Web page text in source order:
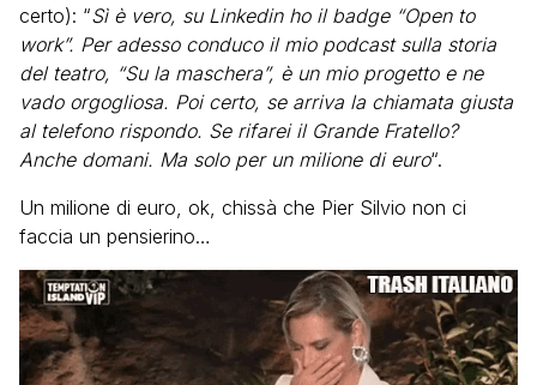
certo): “Sì è vero, su Linkedin ho il badge “Open to
work”. Per adesso conduco il mio podcast sulla storia
del teatro, “Su la maschera”, è un mio progetto e ne
vado orgogliosa. Poi certo, se arriva la chiamata giusta
al telefono rispondo. Se rifarei il Grande Fratello?
Anche domani. Ma solo per un milione di euro“.
Un milione di euro, ok, chissà che Pier Silvio non ci
faccia un pensierino…